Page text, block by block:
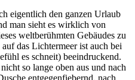
eigentlich den ganzen Urlaub
man sieht es wirklich von
weltberühmten Gebäudes zu
das Lichtermeer ist auch bei
es schneit) beeindruckend.
so lange oben aus und nach